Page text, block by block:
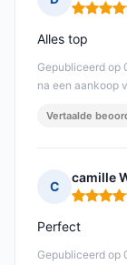
Gepubliceerd op
na een aankoop
Alles top
Vertaalde
C
camille
Gepubliceerd op
Perfect